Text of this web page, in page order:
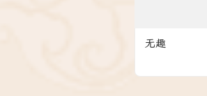
无趣